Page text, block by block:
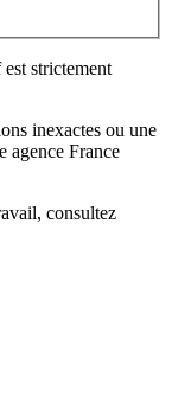
strictement
inexactes ou une
agence France
, consultez